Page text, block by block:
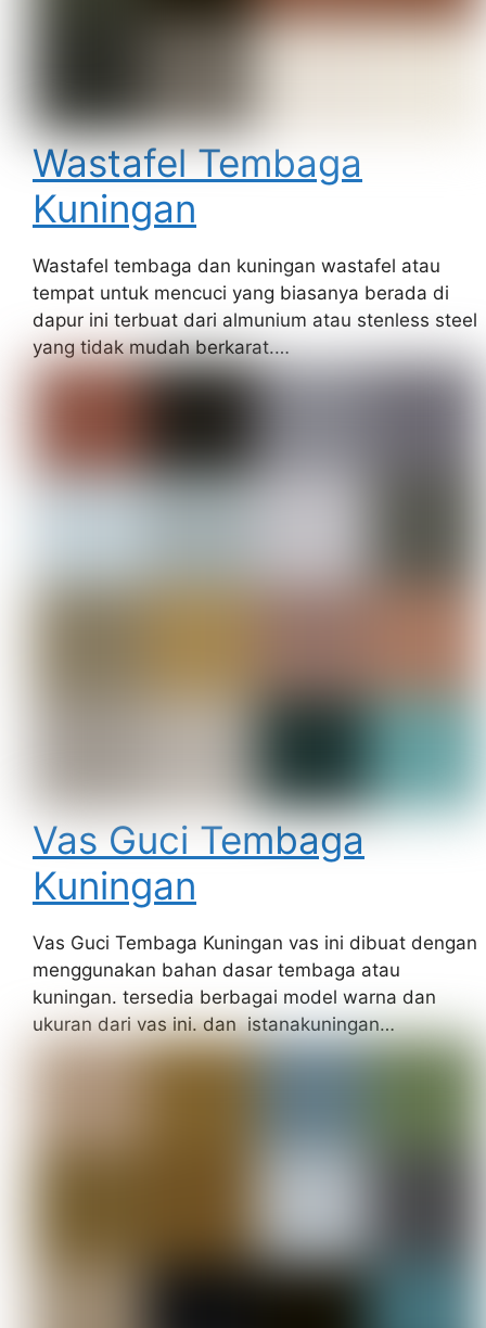
Wastafel Tembaga
Kuningan
Wastafel tembaga dan kuningan wastafel atau
tempat untuk mencuci yang biasanya berada di
dapur ini terbuat dari almunium atau stenless steel
yang tidak mudah berkarat.…
Vas Guci Tembaga
Kuningan
Vas Guci Tembaga Kuningan vas ini dibuat dengan
menggunakan bahan dasar tembaga atau
kuningan. tersedia berbagai model warna dan
ukuran dari vas ini. dan istanakuningan…